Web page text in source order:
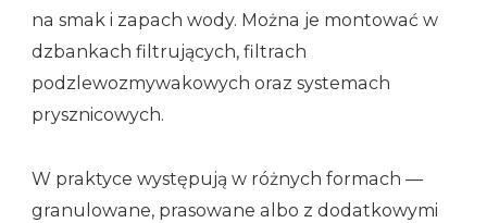
na smak i zapach wody. Można je montować w
dzbankach filtrujących, filtrach
podzlewozmywakowych oraz systemach
prysznicowych.
W praktyce występują w różnych formach —
granulowane, prasowane albo z dodatkowymi